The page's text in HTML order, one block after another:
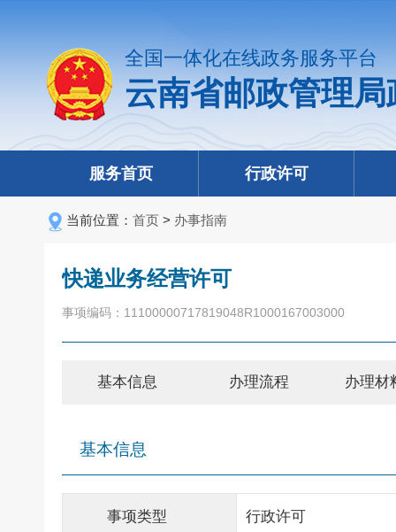
全国一体化在线政务服务平台
云南省邮政管理
服务首页 行政许可
当前位置： 首页 > 办事指南
快递业务经营许可
事项编码：11100000717819048R1000167003000
基本信息 办理流程 办理材
基本信息
事项类型 行政许可